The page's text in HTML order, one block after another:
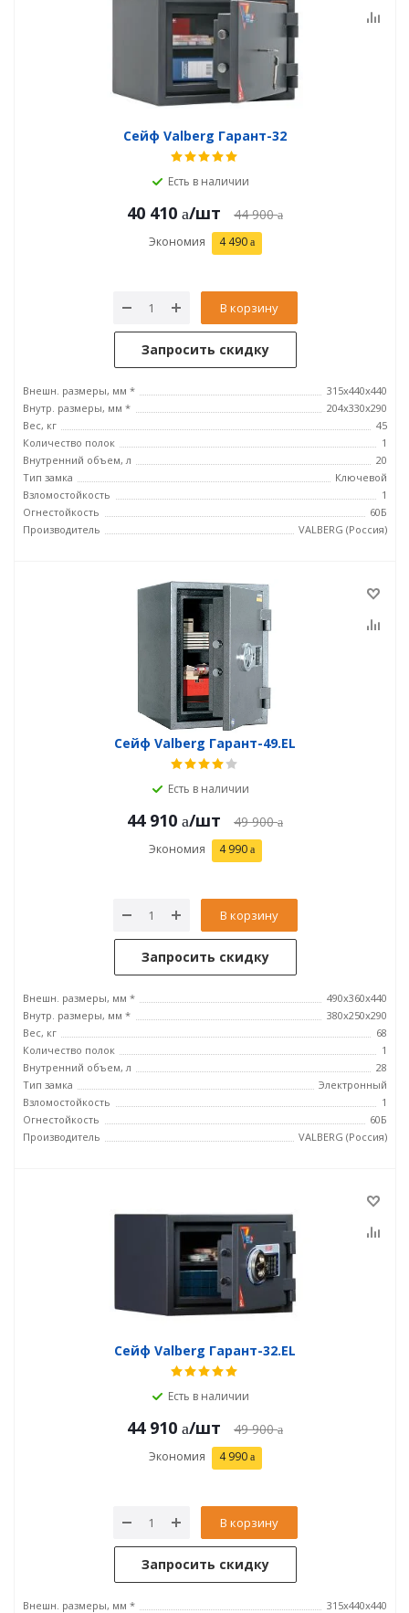
Сейф Valberg Гарант-32
Есть в наличии
40 410 /шт 44 900
Экономия 4 490
В корзину
Запросить скидку
Внешн. размеры, мм *
315x440x440
Внутр. размеры, мм *
204x330x290
Вес, кг
45
Количество полок
1
Внутренний объем, л
20
Тип замка
Ключевой
Взломостойкость
1
Огнестойкость
60Б
Производитель
VALBERG (Россия)
Сейф Valberg Гарант-49.EL
Есть в наличии
44 910 /шт 49 900
Экономия 4 990
В корзину
Запросить скидку
Внешн. размеры, мм *
490x360x440
Внутр. размеры, мм *
380x250x290
Вес, кг
68
Количество полок
1
Внутренний объем, л
28
Тип замка
Электронный
Взломостойкость
1
Огнестойкость
60Б
Производитель
VALBERG (Россия)
Сейф Valberg Гарант-32.EL
Есть в наличии
44 910 /шт 49 900
Экономия 4 990
В корзину
Запросить скидку
Внешн. размеры, мм * 315x440x440